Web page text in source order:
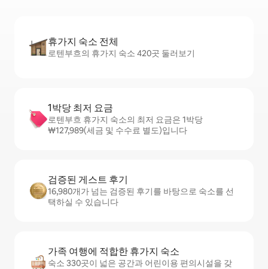
휴가지 숙소 전체
로텐부흐의 휴가지 숙소 420곳 둘러보기
1박당 최저 요금
로텐부흐 휴가지 숙소의 최저 요금은 1박당
₩127,989(세금 및 수수료 별도)입니다
검증된 게스트 후기
16,980개가 넘는 검증된 후기를 바탕으로 숙소를 선
택하실 수 있습니다
가족 여행에 적합한 휴가지 숙소
숙소 330곳이 넓은 공간과 어린이용 편의시설을 갖